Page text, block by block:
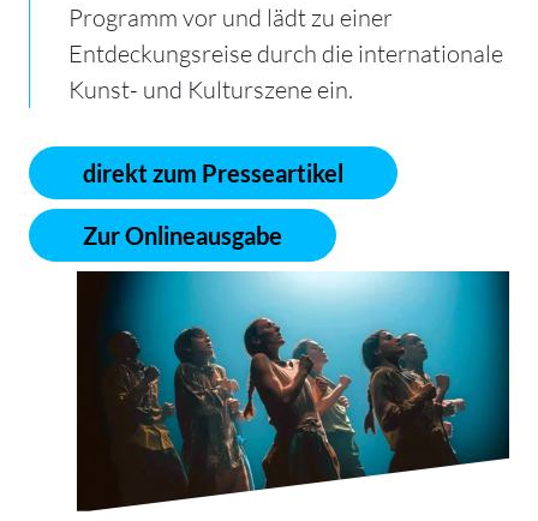
Programm vor und lädt zu einer
Entdeckungsreise durch die internationale
Kunst- und Kulturszene ein.
direkt zum Presseartikel
Zur Onlineausgabe